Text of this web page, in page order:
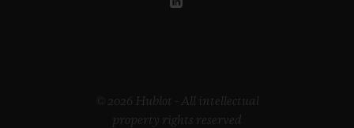
© 2026 Hublot - All intellectual
property rights reserved